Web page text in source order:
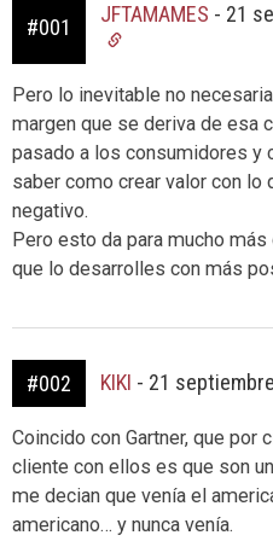
#001
JFTAMAMES - 21
Pero lo inevitable no
margen que se deriva de esa
pasado a los consumidores y
saber como crear valor con lo
negativo.
Pero esto da para mucho
que lo desarrolles con más
#002 KIKI - 21
Coincido con Gartner, que
cliente con ellos es que son
me decian que venía el
americano… y nunca venía.